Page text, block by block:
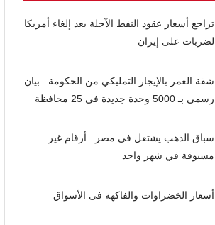
تراجع أسعار عقود النفط الآجلة بعد إلغاء أمريكا
لضربات على إيران
شقة العمر بالإيجار التمليكي من الحكومة.. بيان
رسمي بـ 5000 وحدة جديدة في 25 محافظة
سباق الذهب يشتعل في مصر.. أرقام غير
مسبوقة في شهر واحد
أسعار الخضراوات والفاكهة فى الأسواق